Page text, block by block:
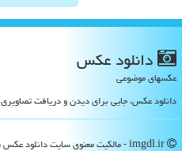
دانلود عكس
عکسهای موضوعی
دانلود عکس، جایی برای دیدن و دریافت